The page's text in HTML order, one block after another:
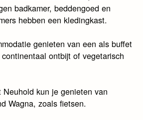
badkamer, beddengoed en
hebben een kledingkast.
genieten van een als buffet
ontbijt of vegetarisch
kun je genieten van
Wagna, zoals fietsen.